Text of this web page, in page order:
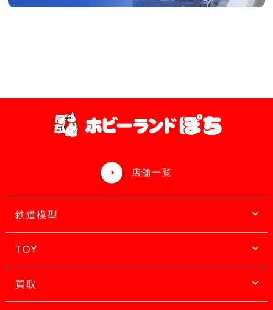
店舗一覧
鉄道模型
TOY
買取